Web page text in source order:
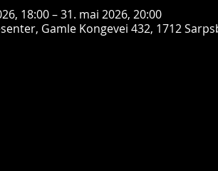
18:00 – 31. mai 2026, 20:00
Gamle Kongevei 432, 1712